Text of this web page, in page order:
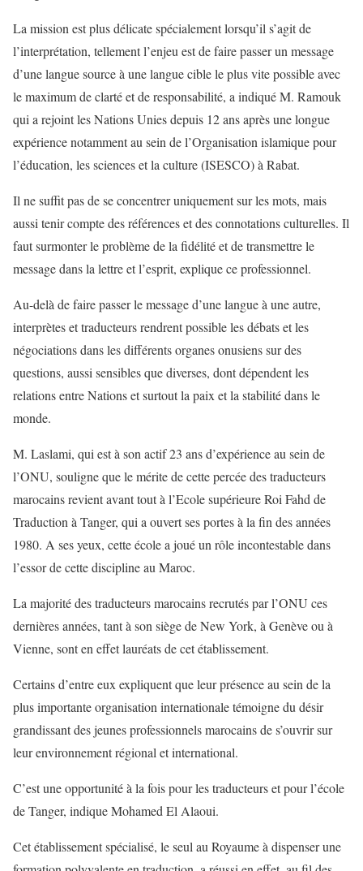
La mission est plus délicate spécialement lorsqu’il s’agit de
l’interprétation, tellement l’enjeu est de faire passer un message
d’une langue source à une langue cible le plus vite possible avec
le maximum de clarté et de responsabilité, a indiqué M. Ramouk
qui a rejoint les Nations Unies depuis 12 ans après une longue
expérience notamment au sein de l’Organisation islamique pour
l’éducation, les sciences et la culture (ISESCO) à Rabat.
Il ne suffit pas de se concentrer uniquement sur les mots, mais
aussi tenir compte des références et des connotations culturelles. Il
faut surmonter le problème de la fidélité et de transmettre le
message dans la lettre et l’esprit, explique ce professionnel.
Au-delà de faire passer le message d’une langue à une autre,
interprètes et traducteurs rendrent possible les débats et les
négociations dans les différents organes onusiens sur des
questions, aussi sensibles que diverses, dont dépendent les
relations entre Nations et surtout la paix et la stabilité dans le
monde.
M. Laslami, qui est à son actif 23 ans d’expérience au sein de
l’ONU, souligne que le mérite de cette percée des traducteurs
marocains revient avant tout à l’Ecole supérieure Roi Fahd de
Traduction à Tanger, qui a ouvert ses portes à la fin des années
1980. A ses yeux, cette école a joué un rôle incontestable dans
l’essor de cette discipline au Maroc.
La majorité des traducteurs marocains recrutés par l’ONU ces
dernières années, tant à son siège de New York, à Genève ou à
Vienne, sont en effet lauréats de cet établissement.
Certains d’entre eux expliquent que leur présence au sein de la
plus importante organisation internationale témoigne du désir
grandissant des jeunes professionnels marocains de s’ouvrir sur
leur environnement régional et international.
C’est une opportunité à la fois pour les traducteurs et pour l’école
de Tanger, indique Mohamed El Alaoui.
Cet établissement spécialisé, le seul au Royaume à dispenser une